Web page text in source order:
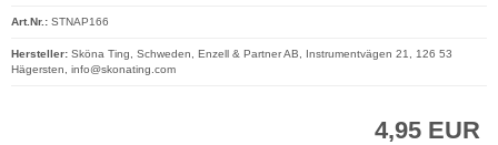
4,95 EUR
Art.Nr.: STNAP166
Hersteller: Sköna Ting, Schweden, Enzell & Partner AB, Instrumentvägen 21, 126 53
Hägersten, info@skonating.com